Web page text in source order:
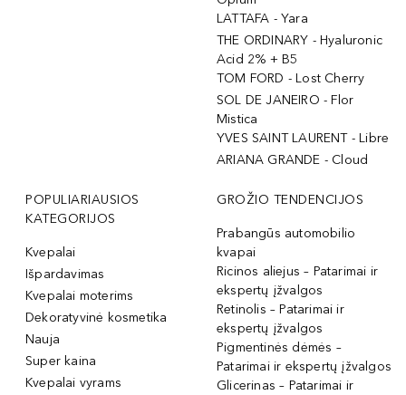
LATTAFA - Yara
THE ORDINARY - Hyaluronic
Acid 2% + B5
TOM FORD - Lost Cherry
SOL DE JANEIRO - Flor
Mistica
YVES SAINT LAURENT - Libre
ARIANA GRANDE - Cloud
POPULIARIAUSIOS
KATEGORIJOS
Kvepalai
Išpardavimas
Kvepalai moterims
Dekoratyvinė kosmetika
Nauja
Super kaina
Kvepalai vyrams
GROŽIO TENDENCIJOS
Prabangūs automobilio
kvapai
Ricinos aliejus – Patarimai ir
ekspertų įžvalgos
Retinolis – Patarimai ir
ekspertų įžvalgos
Pigmentinės dėmės –
Patarimai ir ekspertų įžvalgos
Glicerinas – Patarimai ir